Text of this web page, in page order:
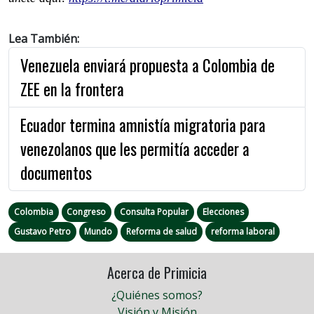
Lea También:
Venezuela enviará propuesta a Colombia de
ZEE en la frontera
Ecuador termina amnistía migratoria para
venezolanos que les permitía acceder a
documentos
Colombia Congreso Consulta Popular
Elecciones
Gustavo Petro
Mundo Reforma de salud reforma laboral
Acerca de Primicia
¿Quiénes somos?